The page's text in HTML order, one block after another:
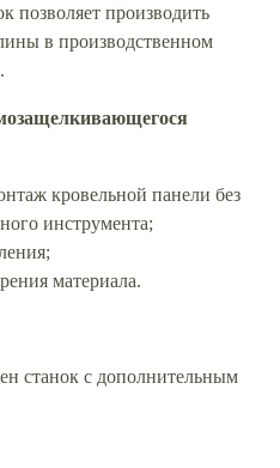
позволяет производить
в производственном
кровельной панели без
инструмента;
материала.
станок с дополнительным